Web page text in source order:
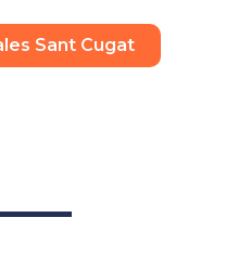
Sant Cugat